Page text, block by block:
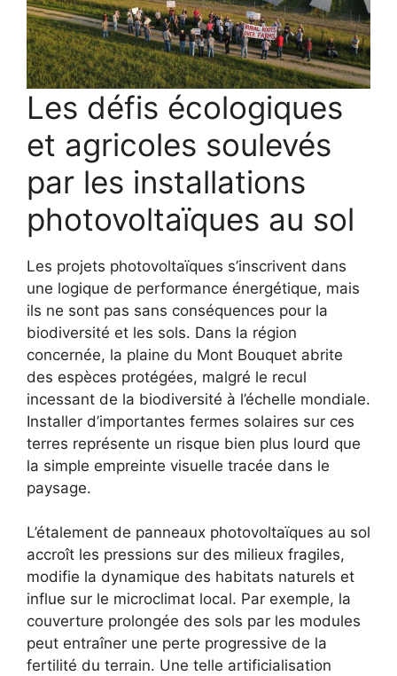
Les défis écologiques
et agricoles soulevés
par les installations
photovoltaïques au sol
Les projets photovoltaïques s’inscrivent dans
une logique de performance énergétique, mais
ils ne sont pas sans conséquences pour la
biodiversité et les sols. Dans la région
concernée, la plaine du Mont Bouquet abrite
des espèces protégées, malgré le recul
incessant de la biodiversité à l’échelle mondiale.
Installer d’importantes fermes solaires sur ces
terres représente un risque bien plus lourd que
la simple empreinte visuelle tracée dans le
paysage.
L’étalement de panneaux photovoltaïques au sol
accroît les pressions sur des milieux fragiles,
modifie la dynamique des habitats naturels et
influe sur le microclimat local. Par exemple, la
couverture prolongée des sols par les modules
peut entraîner une perte progressive de la
fertilité du terrain. Une telle artificialisation